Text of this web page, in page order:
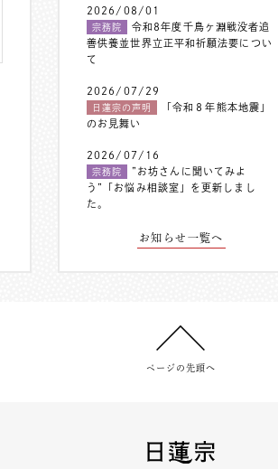
2026/08/01
宗務院
令和8年度千鳥ヶ淵戦没者追
善供養並世界立正平和祈願法要につい
て
2026/07/29
日蓮宗の声明
「令和８年熊本地震」
のお見舞い
2026/07/16
宗務院
”お坊さんに聞いてみよ
う”「お悩み相談室」を更新しまし
た。
お知らせ一覧へ
ページの先頭へ